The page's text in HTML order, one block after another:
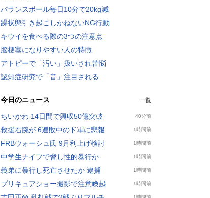
バランスボール毎日10分で20kg減
躁状態引き起こしかねないNG行動
キウイを食べる際の3つの注意点
脳梗塞になりやすい人の特徴
アトピーで「汚い」扱いされ苦悩
認知症研究で「音」注目される
今日のニュース 一覧
40分前
ちいかわ 14日間で興収50億突破
1時間前
救援右腕が 6連敗中のド軍に悲報
1時間前
FRBウォーシュ氏 9月利上げ検討
1時間前
中学生ナイフで脅し性的暴行か
1時間前
義弟に暴行し死亡させたか 逮捕
1時間前
プリキュアショー撮影で注意喚起